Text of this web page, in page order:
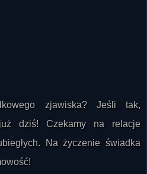
zjawiska? Jeśli tak,
dziś! Czekamy na relacje
Na życzenie świadka